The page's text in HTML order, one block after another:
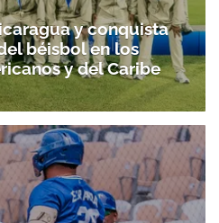
y conquista
béisbol en los
y del Caribe